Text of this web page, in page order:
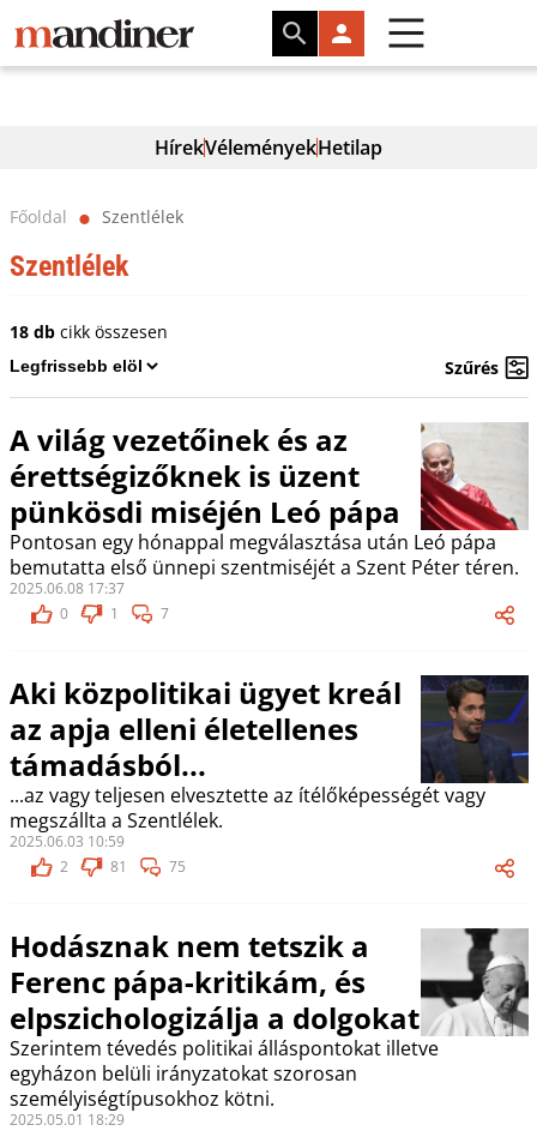
HírekVéleményekHetilap
Főoldal ⬤ Szentlélek
Szentlélek
18 dbcikk összesen
Szűrés
A világ vezetőinek és az
érettségizőknek is üzent
pünkösdi miséjén Leó pápa
Pontosan egy hónappal megválasztása után Leó pápa
bemutatta első ünnepi szentmiséjét a Szent Péter téren.
2025.06.08 17:37
0
1 7
Aki közpolitikai ügyet kreál
az apja elleni életellenes
támadásból...
...az vagy teljesen elvesztette az ítélőképességét vagy
megszállta a Szentlélek.
2025.06.03 10:59
2
81 75
Hodásznak nem tetszik a
Ferenc pápa-kritikám, és
elpszichologizálja a dolgokat
Szerintem tévedés politikai álláspontokat illetve
egyházon belüli irányzatokat szorosan
személyiségtípusokhoz kötni.
2025.05.01 18:29